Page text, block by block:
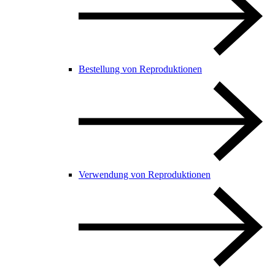
Bestellung von Reproduktionen
Verwendung von Reproduktionen